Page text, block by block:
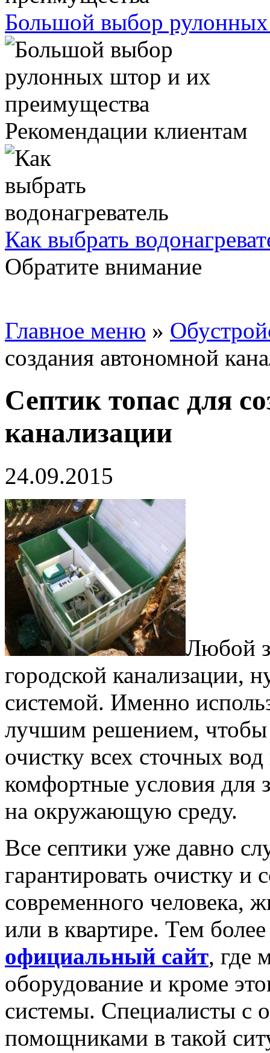
Большой выбор
Рекомендации клиентам
Как выбрать
Обратите внимание
Главное меню »
создания автономной
Септик топас для
канализации
24.09.2015
Любой
городской канализации,
системой. Именно
лучшим решением, чтобы
очистку всех сточных
комфортные условия для
на окружающую среду.
Все септики уже давно
гарантировать очистку и
современного человека,
или в квартире. Тем
официальный сайт, где
оборудование и кроме
системы. Специалисты с
помощниками в такой